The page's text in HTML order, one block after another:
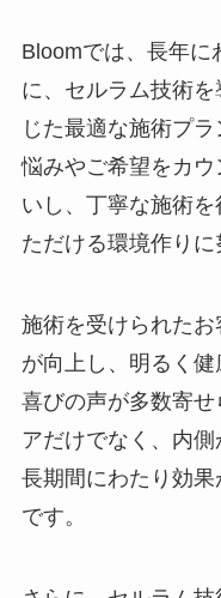
Bloomでは、長年に
に、セルラム技術
じた最適な施術プ
悩みやご希望をカ
いし、丁寧な施術
ただける環境作りに
施術を受けられた
が向上し、明るく
喜びの声が多数寄
アだけでなく、内側
長期間にわたり効
です。